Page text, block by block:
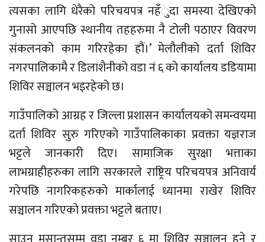
त्यसका लागि धेरैको परिचयपत्र नहँुदा समस्या देखिएको
गुनासो आएपछि स्थानीय तहहरुमा नै टोली पठाएर विवरण
संकलनको काम गरिरहेका हौं।’ मेलौलीको दर्ता शिविर
नगरपालिकामै र डिलाशैनीको वडा नं ६ को कार्यालय डडियामा
शिविर सञ्चालन भइरहेको छ।
गाउँपालिको आग्रह र जिल्ला प्रशासन कार्यालयको समन्वयमा
दर्ता शिविर सुरु गरिएको गाउँपालिकाका प्रवक्ता यज्ञराज
भट्टले जानकारी दिए। सामाजिक सुरक्षा भत्ताका
लाभग्राहीहरुका लागि सरकारले राष्ट्रिय परिचयपत्र अनिवार्य
गरेपछि नागरिकहरुको मार्कालाई ध्यानमा राखेर शिविर
सञ्चालन गरिएको प्रवक्ता भट्टले बताए।